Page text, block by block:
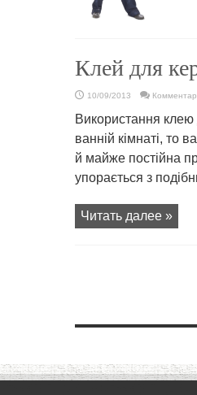
Клей для
10/09/2013
Використання клею
ванній кімнаті, то
й майже постійна
упорається з
Читать далее »